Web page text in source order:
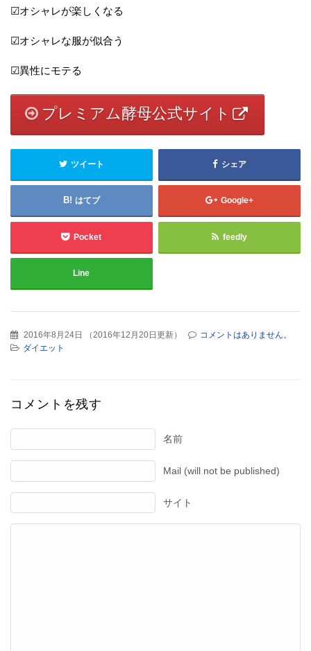
☑オシャレが楽しくなる
☑オシャレな服が似合う
☑異性にモテる
プレミアム酵母公式サイト
ツイート シェア
はてブ Google+
Pocket feedly
Line
2016年8月24日 （2016年12月20日更新）
コメントはありません。
ダイエット
コメントを残す
名前
Mail (will not be published)
サイト